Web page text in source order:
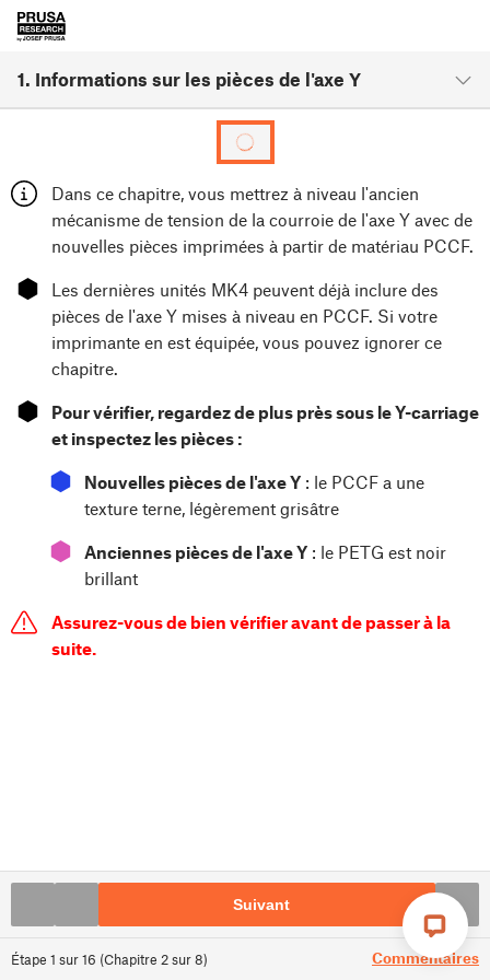
1. Informations sur les pièces de l'axe Y
Étape 1 sur16 (Chapitre 2sur8) Commentaires
Dans ce chapitre, vous mettrez à niveau l'ancien
mécanisme de tension de la courroie de l'axe Y avec de
nouvelles pièces imprimées à partir de matériau PCCF.
⬢
Les dernières unités MK4 peuvent déjà inclure des
pièces de l'axe Y mises à niveau en PCCF. Si votre
imprimante en est équipée, vous pouvez ignorer ce
chapitre.
⬢
Pour vérifier, regardez de plus près sous le Y-carriage
et inspectez les pièces :
⬢ Nouvelles pièces de l'axe Y : le PCCF a une
texture terne, légèrement grisâtre
⬢ Anciennes pièces de l'axe Y : le PETG est noir
brillant
Assurez-vous de bien vérifier avant de passer à la
suite.
Suivant